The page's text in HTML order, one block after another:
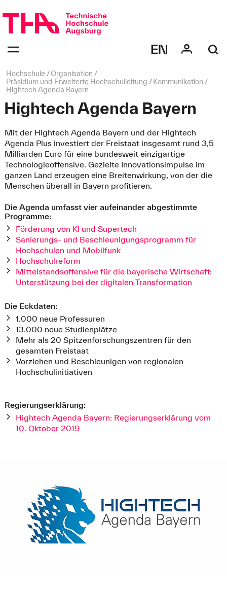
überspringen
bestätigen
des
Menüs
Seitenpfad:
Hochschule
Organisation
Präsidium und Erweiterte Hochschulleitung
Kommunikation
Hightech Agenda Bayern
Hightech Agenda Bayern
Mit der Hightech Agenda Bayern und der Hightech
Agenda Plus investiert der Freistaat insgesamt rund 3,5
Milliarden Euro für eine bundesweit einzigartige
Technologieoffensive. Gezielte Innovationsimpulse im
ganzen Land erzeugen eine Breitenwirkung, von der die
Menschen überall in Bayern profitieren.
Die Agenda umfasst vier aufeinander abgestimmte
Programme:
Förderung von KI und Supertech
Sanierungs- und Beschleunigungsprogramm für
Hochschulen und Mobilfunk
Hochschulreform
Mittelstandsoffensive für die bayerische Wirtschaft:
Unterstützung bei der digitalen Transformation
Die Eckdaten:
1.000 neue Professuren
13.000 neue Studienplätze
Mehr als 20 Spitzenforschungszentren für den
gesamten Freistaat
Vorziehen und Beschleunigen von regionalen
Hochschulinitiativen
Regierungserklärung:
Hightech Agenda Bayern: Regierungserklärung vom
10. Oktober 2019